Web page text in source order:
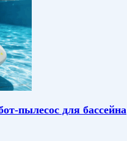
пылесос для бассейна